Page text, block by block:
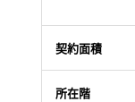
契約面積
所在階